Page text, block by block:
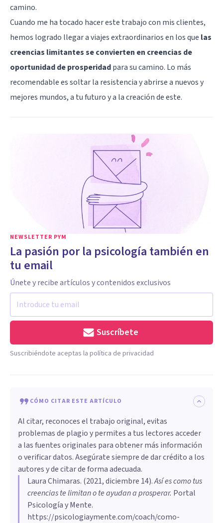
camino.
Cuando me ha tocado hacer este trabajo con mis clientes,
hemos logrado llegar a viajes extraordinarios en los que las
creencias limitantes se convierten en creencias de
oportunidad de prosperidadpara su camino. Lo más
recomendable es soltar la resistencia y abrirse a nuevos y
mejores mundos, a tu futuro y a la creación de este.
NEWSLETTER PYM
La pasión por la psicología también en
tu email
Únete y recibe artículos y contenidos exclusivos
Suscríbete
Suscribiéndote aceptas la política de privacidad
CÓMO CITAR ESTE ARTÍCULO
Al citar, reconoces el trabajo original, evitas
problemas de plagio y permites a tus lectores acceder
a las fuentes originales para obtener más información
o verificar datos. Asegúrate siempre de dar crédito a los
autores y de citar de forma adecuada.
Laura Chimaras. (2021, diciembre 14).Así es como tus
creencias te limitan o te ayudan a prosperar. Portal
Psicología y Mente.
https://psicologiaymente.com/coach/como-